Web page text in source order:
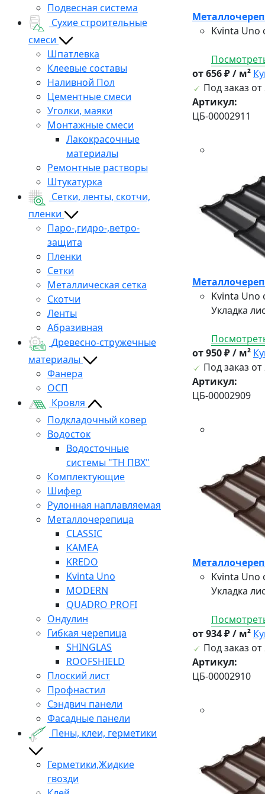
Подвесная система
Сухие строительные
смеси
Шпатлевка
Клеевые составы
Наливной Пол
Цементные смеси
Уголки, маяки
Монтажные смеси
Лакокрасочные
материалы
Ремонтные растворы
Штукатурка
Сетки, ленты, скотчи,
пленки
Паро-,гидро-,ветро-
защита
Пленки
Сетки
Металлическая сетка
Скотчи
Ленты
Абразивная
Древесно-стружечные
материалы
Фанера
ОСП
Кровля
Подкладочный ковер
Водосток
Водосточные
системы "ТН ПВХ"
Комплектующие
Шифер
Рулонная наплавляемая
Металлочерепица
CLASSIC
KAMEA
KREDO
Kvinta Uno
MODERN
QUADRO PROFI
Ондулин
Гибкая черепица
SHINGLAS
ROOFSHIELD
Плоский лист
Профнастил
Сэндвич панели
Фасадные панели
Пены, клеи, герметики
Герметики,Жидкие
гвозди
Kvinta Uno
от 656 ₽ / м²
Под заказ от
Артикул:
ЦБ-00002911
Kvinta Uno
Укладка
от 950 ₽ / м²
Под заказ от
Артикул:
ЦБ-00002909
Kvinta Uno
Укладка
от 934 ₽ / м²
Под заказ от
Артикул:
ЦБ-00002910